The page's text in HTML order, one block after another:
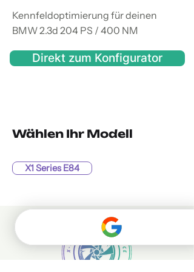
Kennfeldoptimierung für deinen
BMW 2.3d 204 PS / 400 NM
Direkt zum Konfigurator
Wählen Ihr Modell
X1 Series E84